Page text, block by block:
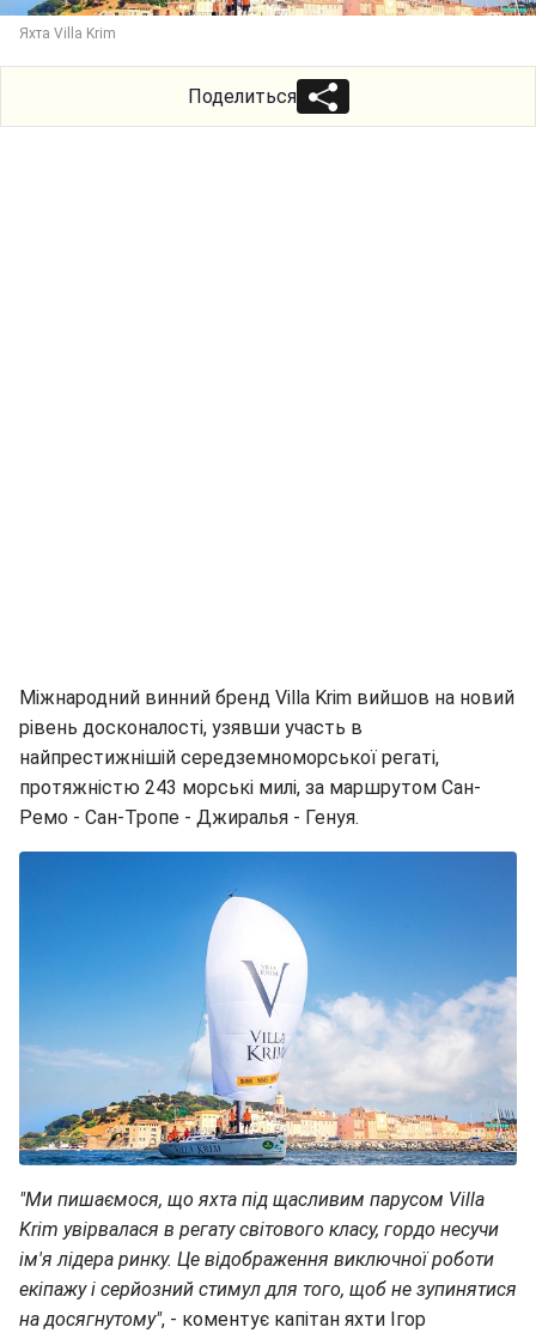
Яхта Villa Krim
Поделиться
Міжнародний винний бренд Villa Krim вийшов на новий
рівень досконалості, узявши участь в
найпрестижнішій середземноморської регаті,
протяжністю 243 морські милі, за маршрутом Сан-
Ремо - Сан-Тропе - Джиралья - Генуя.
"Ми пишаємося, що яхта під щасливим парусом Villa
Krim увірвалася в регату світового класу, гордо несучи
ім'я лідера ринку. Це відображення виключної роботи
екіпажу і серйозний стимул для того, щоб не зупинятися
на досягнутому", - коментує капітан яхти Ігор